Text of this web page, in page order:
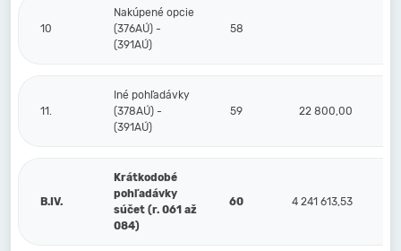
10
Nakúpené opcie
(376AÚ) -
(391AÚ)
58
11.
Iné pohľadávky
(378AÚ) -
(391AÚ)
59 22 800,00
B.IV.
Krátkodobé
pohľadávky
súčet (r. 061 až
084)
60 4 241 613,53